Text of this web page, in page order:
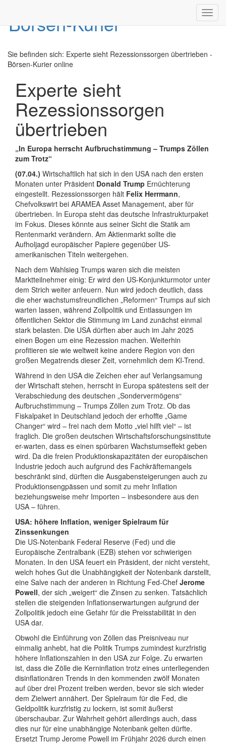
Sie befinden sich: Experte sieht Rezessionssorgen übertrieben -
Börsen-Kurier online
Experte sieht
Rezessionssorgen
übertrieben
„In Europa herrscht Aufbruchstimmung – Trumps Zöllen
zum Trotz“
(07.04.) Wirtschaftlich hat sich in den USA nach den ersten
Monaten unter Präsident Donald Trump Ernüchterung
eingestellt. Rezessionssorgen hält Felix Herrmann,
Chefvolkswirt bei ARAMEA Asset Management, aber für
übertrieben. In Europa steht das deutsche Infrastrukturpaket
im Fokus. Dieses könnte aus seiner Sicht die Statik am
Rentenmarkt verändern. Am Aktienmarkt sollte die
Aufholjagd europäischer Papiere gegenüber US-
amerikanischen Titeln weitergehen.
Nach dem Wahlsieg Trumps waren sich die meisten
Marktteilnehmer einig: Er wird den US-Konjunkturmotor unter
dem Strich weiter anfeuern. Nun wird jedoch deutlich, dass
die eher wachstumsfreundlichen „Reformen“ Trumps auf sich
warten lassen, während Zollpolitik und Entlassungen im
öffentlichen Sektor die Stimmung im Land zunächst einmal
stark belasten. Die USA dürften aber auch im Jahr 2025
einen Bogen um eine Rezession machen. Weiterhin
profitieren sie wie weltweit keine andere Region von den
großen Megatrends dieser Zeit, vornehmlich dem KI-Trend.
Während in den USA die Zeichen eher auf Verlangsamung
der Wirtschaft stehen, herrscht in Europa spätestens seit der
Verabschiedung des deutschen „Sondervermögens“
Aufbruchstimmung – Trumps Zöllen zum Trotz. Ob das
Fiskalpaket in Deutschland jedoch der erhoffte „Game
Changer“ wird – frei nach dem Motto „viel hilft viel“ – ist
fraglich. Die großen deutschen Wirtschaftsforschungsinstitute
er-warten, dass es einen spürbaren Wachstumseffekt geben
wird. Da die freien Produktionskapazitäten der europäischen
Industrie jedoch auch aufgrund des Fachkräftemangels
beschränkt sind, dürften die Ausgabensteigerungen auch zu
Produktionsengpässen und somit zu mehr Inflation
beziehungsweise mehr Importen – insbesondere aus den
USA – führen.
USA: höhere Inflation, weniger Spielraum für
Zinssenkungen
Die US-Notenbank Federal Reserve (Fed) und die
Europäische Zentralbank (EZB) stehen vor schwierigen
Monaten. In den USA feuert ein Präsident, der nicht versteht,
welch hohes Gut die Unabhängigkeit der Notenbank darstellt,
eine Salve nach der anderen in Richtung Fed-Chef Jerome
Powell, der sich „weigert“ die Zinsen zu senken. Tatsächlich
stellen die steigenden Inflationserwartungen aufgrund der
Zollpolitik jedoch eine Gefahr für die Preisstabilität in den
USA dar.
Obwohl die Einführung von Zöllen das Preisniveau nur
einmalig anhebt, hat die Politik Trumps zumindest kurzfristig
höhere Inflationszahlen in den USA zur Folge. Zu erwarten
ist, dass die Zölle die Kerninflation trotz eines unterliegenden
disinflationären Trends in den kommenden zwölf Monaten
auf über drei Prozent treiben werden, bevor sie sich wieder
dem Zielwert annähert. Der Spielraum für die Fed, die
Geldpolitik kurzfristig zu lockern, ist somit äußerst
überschaubar. Zur Wahrheit gehört allerdings auch, dass
dies nur für eine unabhängige Notenbank gelten dürfte.
Ersetzt Trump Jerome Powell im Frühjahr 2026 durch einen